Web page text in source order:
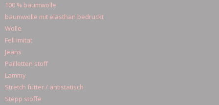
100 % baumwolle
baumwolle mit elasthan bedruckt
Wolle
Fell imitat
Jeans
Pailletten stoff
Lammy
Stretch futter / antistatisch
Stepp stoffe